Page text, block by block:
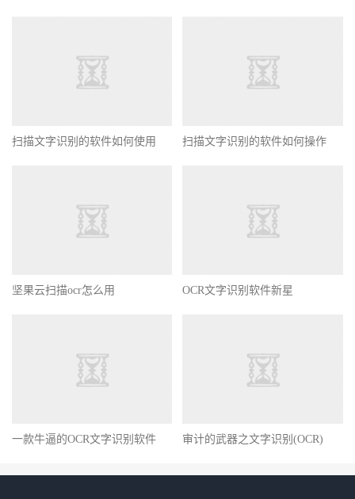
扫描文字识别的软件如何使用 扫描文字识别的软件如何操作
坚果云扫描ocr怎么用 OCR文字识别软件新星
一款牛逼的OCR文字识别软件 审计的武器之文字识别(OCR)